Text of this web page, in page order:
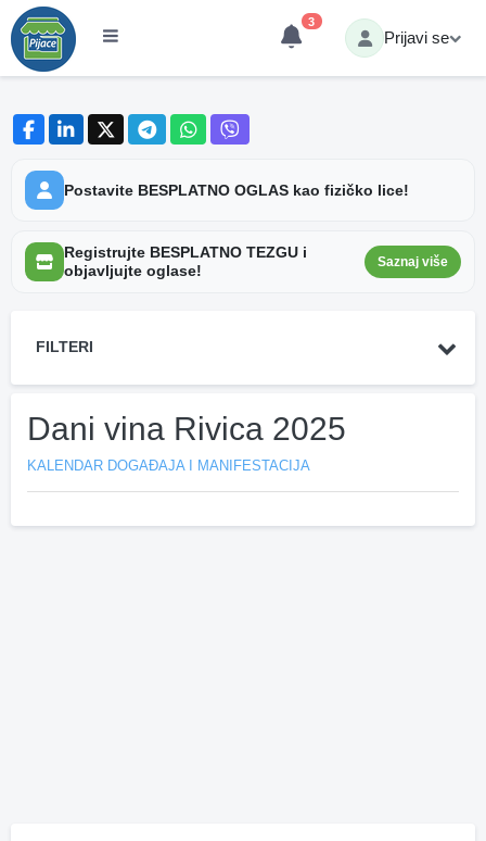
3
Prijavi se
Postavite BESPLATNO OGLAS kao fizičko lice!
Registrujte BESPLATNO TEZGU i
objavljujte oglase!
Saznaj više
FILTERI
Dani vina Rivica 2025
KALENDAR DOGAĐAJA I MANIFESTACIJA